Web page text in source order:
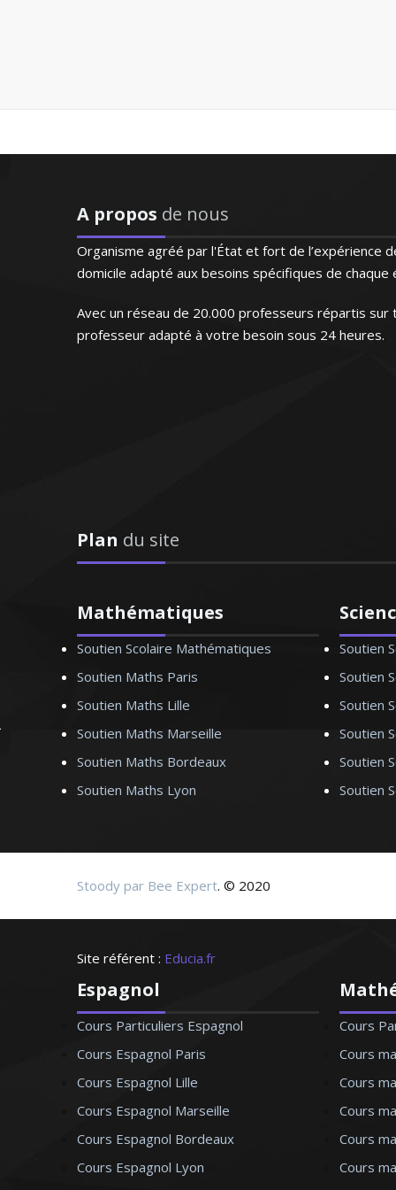
et très
au sein des
et aux étudiants du
je donne des
- Paris
A propos de nous
Organisme agréé par l'État et fort de l’expérience
domicile adapté aux besoins spécifiques de
Avec un réseau de 20.000 professeurs répartis
professeur adapté à votre besoin sous 24 heures.
Plan du site
Mathématiques
Soutien Scolaire Mathématiques
Soutien Maths Paris
Soutien Maths Lille
Soutien Maths Marseille
Soutien Maths Bordeaux
Soutien Maths Lyon
Soutien
Soutien
Soutien
Soutien
Soutien
Soutien
Stoody par Bee Expert. © 2020
Site référent : Educia.fr
Espagnol
Cours Particuliers Espagnol
Cours Espagnol Paris
Cours Espagnol Lille
Cours Espagnol Marseille
Cours Espagnol Bordeaux
Cours Espagnol Lyon
Cours
Cours
Cours
Cours
Cours
Cours